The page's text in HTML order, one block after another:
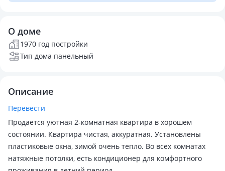
О доме
1970 год постройки
Тип дома панельный
Описание
Перевести
Продается уютная 2-комнатная квартира в хорошем
состоянии. Квартира чистая, аккуратная. Установлены
пластиковые окна, зимой очень тепло. Во всех комнатах
натяжные потолки, есть кондиционер для комфортного